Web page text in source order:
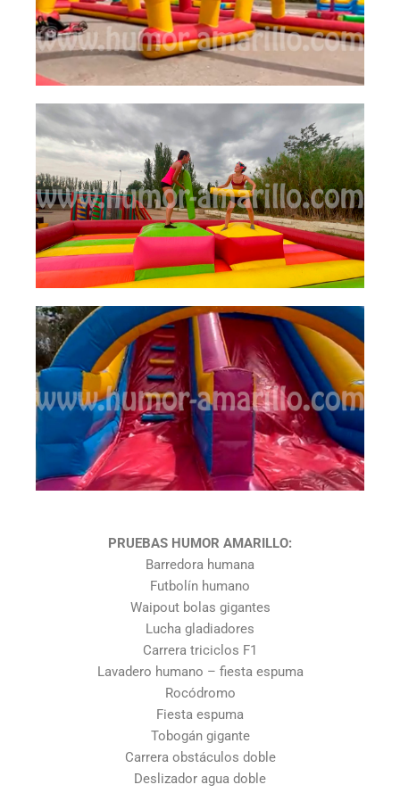
PRUEBAS HUMOR AMARILLO:
Barredora humana
Futbolín humano
Waipout bolas gigantes
Lucha gladiadores
Carrera triciclos F1
Lavadero humano – fiesta espuma
Rocódromo
Fiesta espuma
Tobogán gigante
Carrera obstáculos doble
Deslizador agua doble